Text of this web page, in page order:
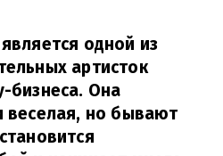
одной из
артисток
бизнеса. Она
веселая, но бывают